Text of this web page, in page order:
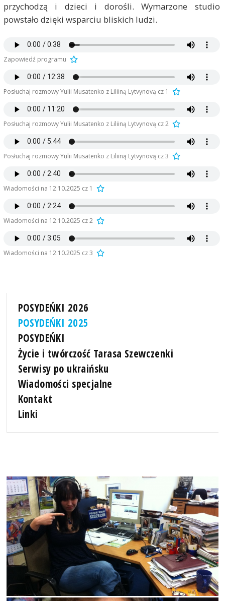
przychodzą i dzieci i dorośli. Wymarzone studio
powstało dzięki wsparciu bliskich ludzi.
Zapowiedź programu
Posłuchaj rozmowy Yulii Musatenko z Liliiną Lytvynovą cz 1
Posłuchaj rozmowy Yulii Musatenko z Liliiną Lytvynovą cz 2
Posłuchaj rozmowy Yulii Musatenko z Liliiną Lytvynovą cz 3
Wiadomości na 12.10.2025 cz 1
Wiadomości na 12.10.2025 cz 2
Wiadomości na 12.10.2025 cz 3
POSYDEŃKI 2026
POSYDEŃKI 2025
POSYDEŃKI
Życie i twórczość Tarasa Szewczenki
Serwisy po ukraińsku
Wiadomości specjalne
Kontakt
Linki